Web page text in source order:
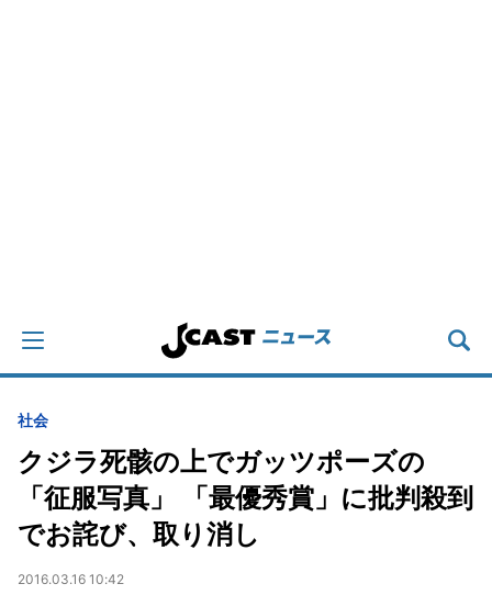
社会
クジラ死骸の上でガッツポーズの
「征服写真」 「最優秀賞」に批判殺到
でお詫び、取り消し
2016.03.16 10:42